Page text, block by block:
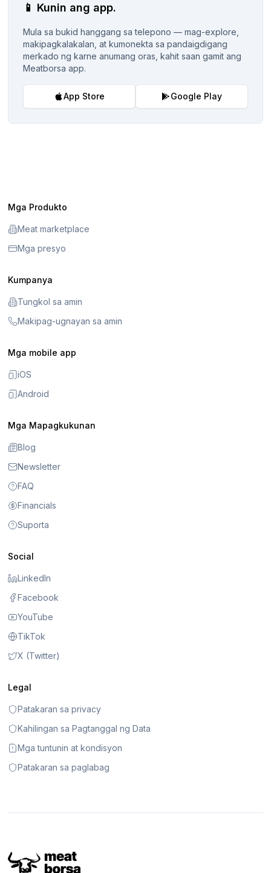
📱 Kunin ang app.
Mula sa bukid hanggang sa telepono — mag-explore,
makipagkalakalan, at kumonekta sa pandaigdigang
merkado ng karne anumang oras, kahit saan gamit ang
Meatborsa app.
App Store Google Play
Mga Produkto
Meat marketplace
Mga presyo
Kumpanya
Tungkol sa amin
Makipag-ugnayan sa amin
Mga mobile app
iOS
Android
Mga Mapagkukunan
Blog
Newsletter
FAQ
Financials
Suporta
Social
LinkedIn
Facebook
YouTube
TikTok
X (Twitter)
Legal
Patakaran sa privacy
Kahilingan sa Pagtanggal ng Data
Mga tuntunin at kondisyon
Patakaran sa paglabag